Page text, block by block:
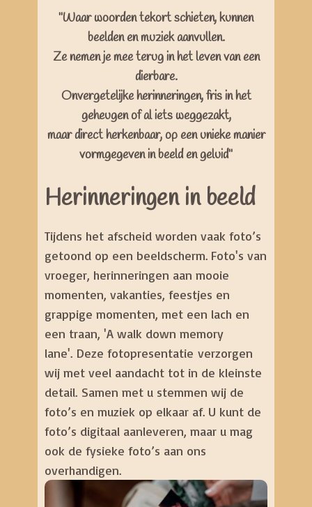
"Waar woorden tekort schieten, kunnen
beelden en muziek aanvullen.
Ze nemen je mee terug in het leven van een
dierbare.
Onvergetelijke herinneringen, fris in het
geheugen of al iets weggezakt,
maar direct herkenbaar, op een unieke manier
vormgegeven in beeld en geluid"
Herinneringen in beeld
Tijdens het afscheid worden vaak foto’s
getoond op een beeldscherm. Foto's van
vroeger, herinneringen aan mooie
momenten, vakanties, feestjes en
grappige momenten, met een lach en
een traan, 'A walk down memory
lane'. Deze fotopresentatie verzorgen
wij met veel aandacht tot in de kleinste
detail. Samen met u stemmen wij de
foto’s en muziek op elkaar af. U kunt de
foto’s digitaal aanleveren, maar u mag
ook de fysieke foto’s aan ons
overhandigen.